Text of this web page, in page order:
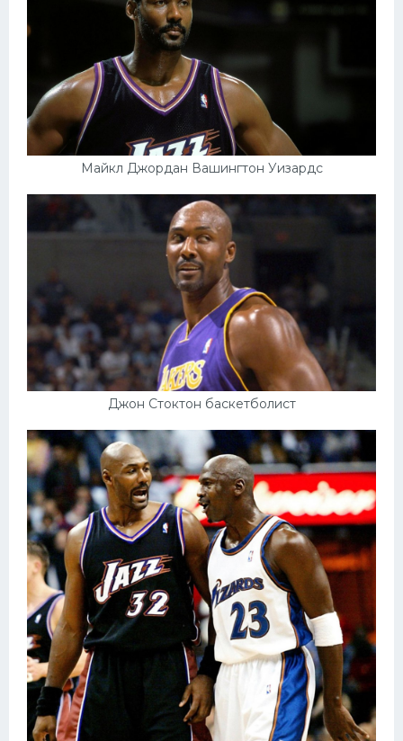
Майкл Джордан Вашингтон Уизардс
Джон Стоктон баскетболист